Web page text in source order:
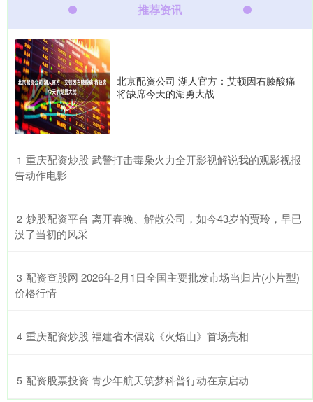
推荐资讯
北京配资公司 湖人官方：艾顿因右膝酸痛
将缺席今天的湖勇大战
1 ​重庆配资炒股 武警打击毒枭火力全开影视解说我的观影视报
告动作电影
2 ​炒股配资平台 离开春晚、解散公司，如今43岁的贾玲，早已
没了当初的风采
3 ​配资查股网 2026年2月1日全国主要批发市场当归片(小片型)
价格行情
4 ​重庆配资炒股 福建省木偶戏《火焰山》首场亮相
5 ​配资股票投资 青少年航天筑梦科普行动在京启动